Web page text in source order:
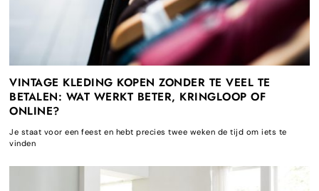
VINTAGE KLEDING KOPEN ZONDER TE VEEL TE
BETALEN: WAT WERKT BETER, KRINGLOOP OF
ONLINE?
Je staat voor een feest en hebt precies twee weken de tijd om iets te
vinden